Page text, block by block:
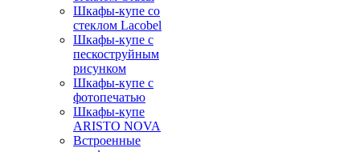
Шкафы-купе со
стеклом Lacobel
Шкафы-купе с
пескоструйным
рисунком
Шкафы-купе с
фотопечатью
Шкафы-купе
ARISTO NOVA
Встроенные